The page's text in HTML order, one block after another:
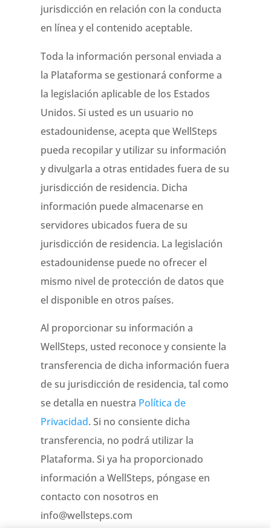
jurisdicción en relación con la conducta
en línea y el contenido aceptable.
Toda la información personal enviada a
la Plataforma se gestionará conforme a
la legislación aplicable de los Estados
Unidos. Si usted es un usuario no
estadounidense, acepta que WellSteps
pueda recopilar y utilizar su información
y divulgarla a otras entidades fuera de su
jurisdicción de residencia. Dicha
información puede almacenarse en
servidores ubicados fuera de su
jurisdicción de residencia. La legislación
estadounidense puede no ofrecer el
mismo nivel de protección de datos que
el disponible en otros países.
Al proporcionar su información a
WellSteps, usted reconoce y consiente la
transferencia de dicha información fuera
de su jurisdicción de residencia, tal como
se detalla en nuestra Política de
Privacidad. Si no consiente dicha
transferencia, no podrá utilizar la
Plataforma. Si ya ha proporcionado
información a WellSteps, póngase en
contacto con nosotros en
info@wellsteps.com